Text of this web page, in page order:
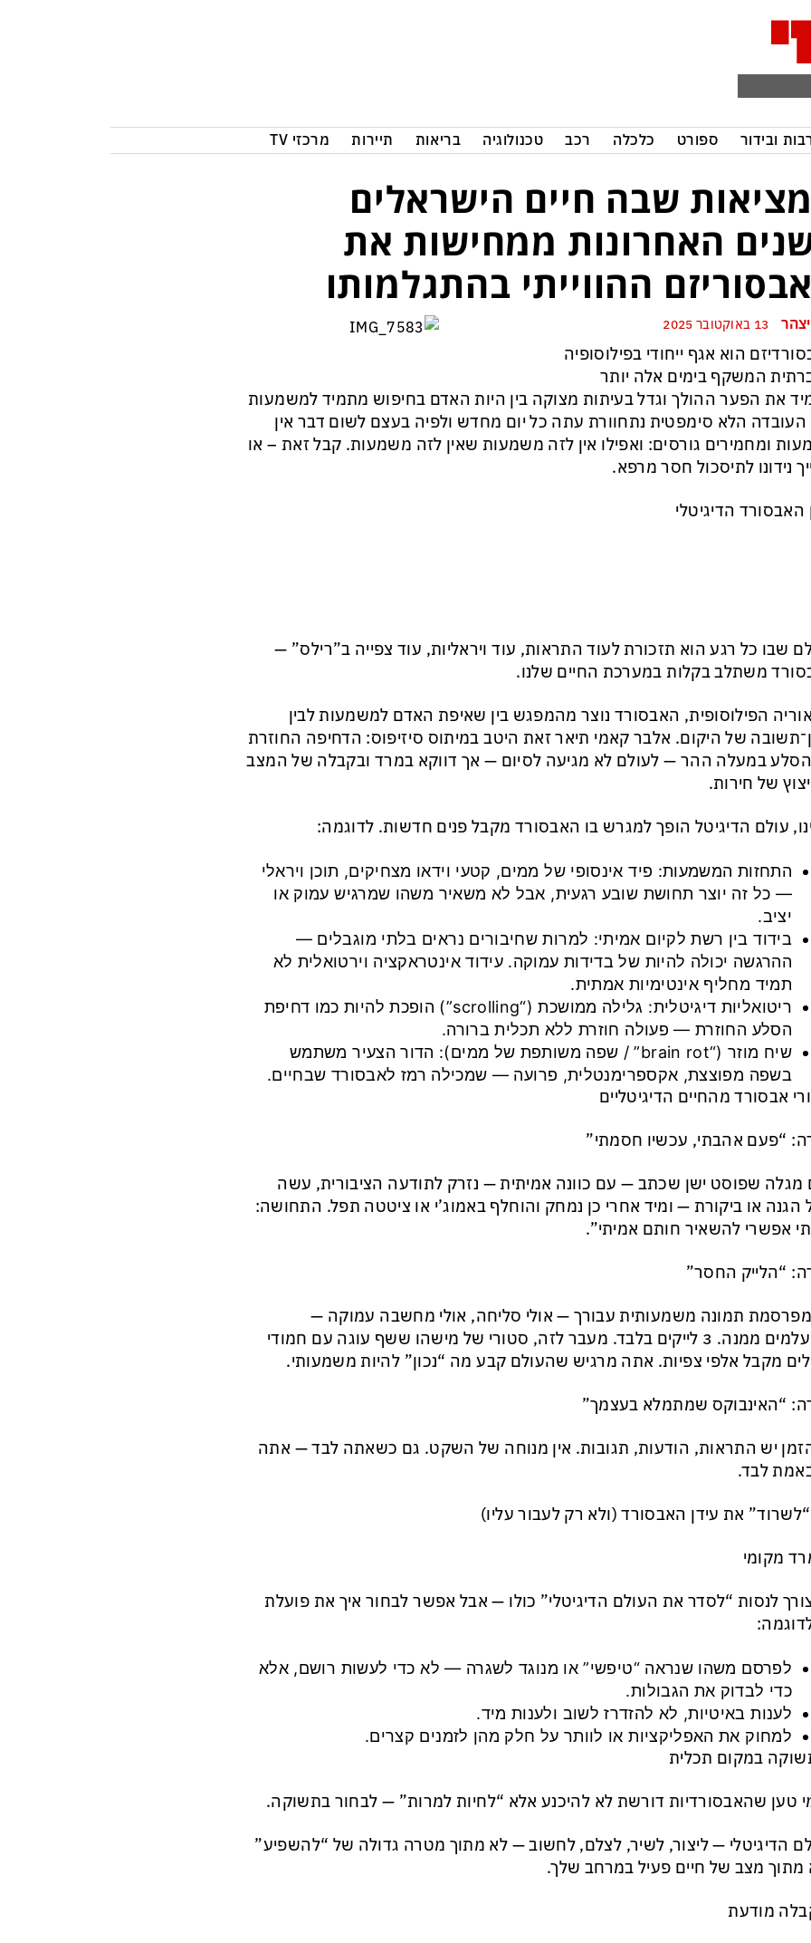
ובידור ספורט כלכלה רכב טכנולוגיה בריאות תיירות מרכזי TV
שבה חיים הישראלים
האחרונות ממחישות את
ההווייתי בהתגלמותו
הוא אגף ייחודי בפילוסופיה
המשקף בימים אלה יותר
את הפער ההולך וגדל בעיתות מצוקה בין היות האדם בחיפוש מתמיד למשמעות
העובדה הלא סימפטית נתחוורת עתה כל יום מחדש ולפיה בעצם לשום דבר אין
ומחמירים גורסים: ואפילו אין לזה משמעות שאין לזה משמעות. קבל זאת – או
נידונו לתיסכול חסר מרפא.
האבסורד הדיגיטלי
שבו כל רגע הוא תזכורת לעוד התראות, עוד ויראליות, עוד צפייה ב”רילס” —
משתלב בקלות במערכת החיים שלנו.
הפילוסופית, האבסורד נוצר מהמפגש בין שאיפת האדם למשמעות לבין
של היקום. אלבר קאמי תיאר זאת היטב במיתוס סיזיפוס: הדחיפה החוזרת
במעלה ההר — לעולם לא מגיעה לסיום — אך דווקא במרד ובקבלה של המצב
של חירות.
עולם הדיגיטל הופך למגרש בו האבסורד מקבל פנים חדשות. לדוגמה:
התחזות המשמעות: פיד אינסופי של ממים, קטעי וידאו מצחיקים, תוכן ויראלי
— כל זה יוצר תחושת שובע רגעית, אבל לא משאיר משהו שמרגיש עמוק או
יציב.
בידוד בין רשת לקיום אמיתי: למרות שחיבורים נראים בלתי מוגבלים —
ההרגשה יכולה להיות של בדידות עמוקה. עידוד אינטראקציה וירטואלית לא
תמיד מחליף אינטימיות אמתית.
ריטואליות דיגיטלית: גלילה ממושכת (“scrolling”) הופכת להיות כמו דחיפת
הסלע החוזרת — פעולה חוזרת ללא תכלית ברורה.
שיח מוזר (“brain rot” / שפה משותפת של ממים): הדור הצעיר משתמש
בשפה מפוצצת, אקספרימנטלית, פרועה — שמכילה רמז לאבסורד שבחיים.
אבסורד מהחיים הדיגיטליים
“פעם אהבתי, עכשיו חסמתי”
מגלה שפוסט ישן שכתב — עם כוונה אמיתית — נזרק לתודעה הציבורית, עשה
הגנה או ביקורת — ומיד אחרי כן נמחק והוחלף באמוג’י או ציטטה תפל. התחושה:
אפשרי להשאיר חותם אמיתי”.
“הלייק החסר”
תמונה משמעותית עבורך — אולי סליחה, אולי מחשבה עמוקה —
ומתעלמים ממנה. 3 לייקים בלבד. מעבר לזה, סטורי של מישהו ששף עוגה עם חמודי
מקבל אלפי צפיות. אתה מרגיש שהעולם קבע מה “נכון” להיות משמעותי.
“האינבוקס שמתמלא בעצמך”
יש התראות, הודעות, תגובות. אין מנוחה של השקט. גם כשאתה לבד — אתה
לבד.
את עידן האבסורד (ולא רק לעבור עליו)
צורך לנסות “לסדר את העולם הדיגיטלי” כולו — אבל אפשר לבחור איך את פועלת
לפרסם משהו שנראה “טיפשי” או מנוגד לשגרה — לא כדי לעשות רושם, אלא
כדי לבדוק את הגבולות.
לענות באיטיות, לא להזדרז לשוב ולענות מיד.
למחוק את האפליקציות או לוותר על חלק מהן לזמנים קצרים.
טען שהאבסורדיות דורשת לא להיכנע אלא “לחיות למרות” — לבחור בתשוקה.
הדיגיטלי — ליצור, לשיר, לצלם, לחשוב — לא מתוך מטרה גדולה של “להשפיע”
מתוך מצב של חיים פעיל במרחב שלך.